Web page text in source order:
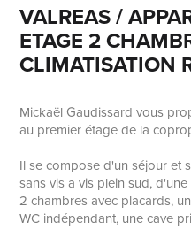
VALREAS /
ETAGE 2
CLIMATISATION
Mickaël Gaudissard vous
au premier étage de la
Il se compose d'un séjour et
sans vis a vis plein sud,
2 chambres avec placards,
WC indépendant, une cave